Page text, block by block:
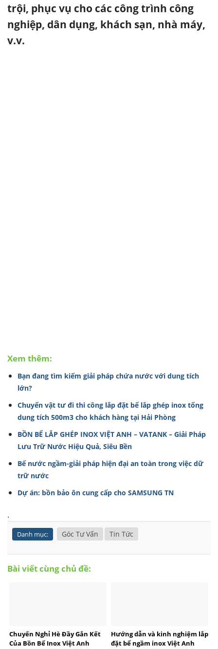
trội, phục vụ cho các công trình công
nghiệp, dân dụng, khách sạn, nhà máy,
v.v.
Xem thêm:
Bạn đang tìm kiếm giải pháp chứa nước với dung tích
lớn?
Chuyển vật tư đi thi công lắp đặt bể lắp ghép inox tổng
dung tích 500m3 cho khách hàng tại Hải Phòng
BỒN BỂ LẮP GHÉP INOX VIỆT ANH – VATANK – Giải Pháp
Lưu Trữ Nước Hiệu Quả, Siêu Bền
Bể nước ngầm-giải pháp hiện đại an toàn trong việc dữ
trữ nước
Dự án: bồn bảo ôn cung cấp cho SAMSUNG TN
.
Danh mục: Góc Tư Vấn Tin Tức
Bài viết cùng chủ đề:
Chuyến Nghỉ Hè Đầy Gắn Kết
Của Bồn Bể Inox Việt Anh
Hướng dẫn và kinh nghiệm lắp
đặt bể ngầm inox Việt Anh